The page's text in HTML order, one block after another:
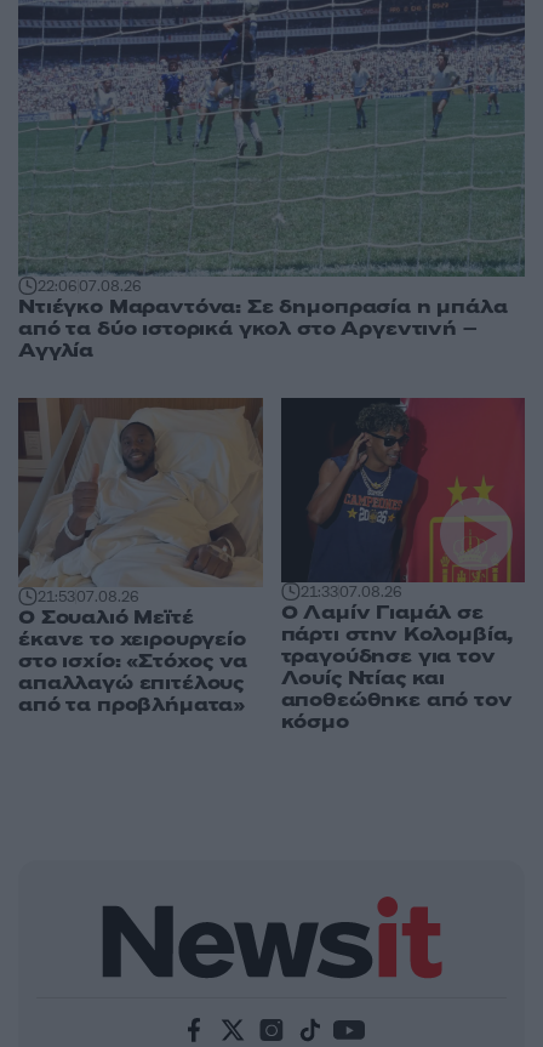
22:0607.08.26
Ντιέγκο Μαραντόνα: Σε δημοπρασία η μπάλα
από τα δύο ιστορικά γκολ στο Αργεντινή –
Αγγλία
21:5307.08.26
Ο Σουαλιό Μεϊτέ
έκανε το χειρουργείο
στο ισχίο: «Στόχος να
απαλλαγώ επιτέλους
από τα προβλήματα»
21:3307.08.26
Ο Λαμίν Γιαμάλ σε
πάρτι στην Κολομβία,
τραγούδησε για τον
Λουίς Ντίας και
αποθεώθηκε από τον
κόσμο